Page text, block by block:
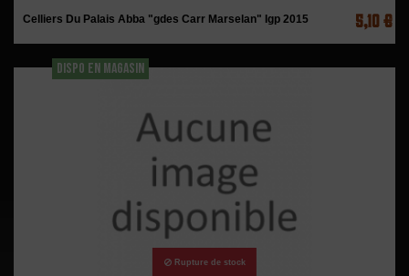
Celliers Du Palais Abba "gdes Carr Marselan" Igp 2015 5,10 €
DISPO EN MAGASIN
Rupture de stock